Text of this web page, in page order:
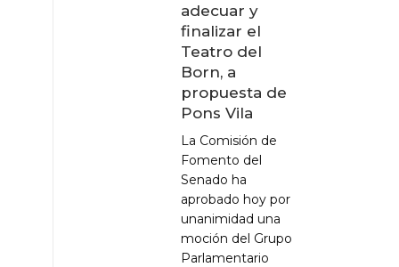
adecuar y
finalizar el
Teatro del
Born, a
propuesta de
Pons Vila
La Comisión de
Fomento del
Senado ha
aprobado hoy por
unanimidad una
moción del Grupo
Parlamentario